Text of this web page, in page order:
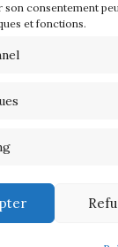
son consentement
et fonctions.
3 Mai
de